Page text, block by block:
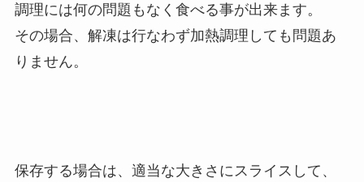
調理には何の問題もなく食べる事が出来ます。
その場合、解凍は行なわず加熱調理しても問題あ
りません。
保存する場合は、適当な大きさにスライスして、